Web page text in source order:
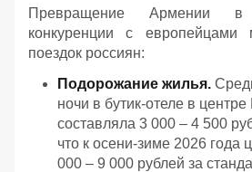
Превращение Армении
конкуренции с европейцами
поездок россиян:
Подорожание жилья.
ночи в бутик-отеле в
составляла 3 000 – 4 500
что к осени-зиме 2026 года
000 – 9 000 рублей за